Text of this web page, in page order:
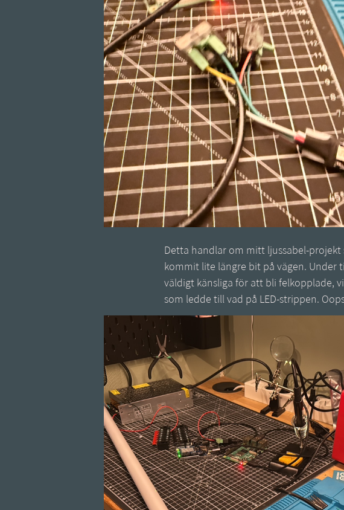
Detta handlar om mitt ljussabel-projekt
kommit lite längre bit på vägen. Under
väldigt känsliga för att bli felkopplade,
som ledde till vad på LED-strippen.